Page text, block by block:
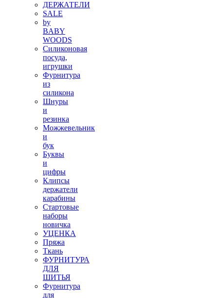
ДЕРЖАТЕЛИ
SALE
by
BABY
WOODS
Силиконовая
посуда,
игрушки
Фурнитура
из
силикона
Шнуры
и
резинка
Можжевельник
и
бук
Буквы
и
цифры
Клипсы
держатели
карабины
Стартовые
наборы
новичка
УЦЕНКА
Пряжа
Ткань
ФУРНИТУРА
ДЛЯ
ШИТЬЯ
Фурнитура
для